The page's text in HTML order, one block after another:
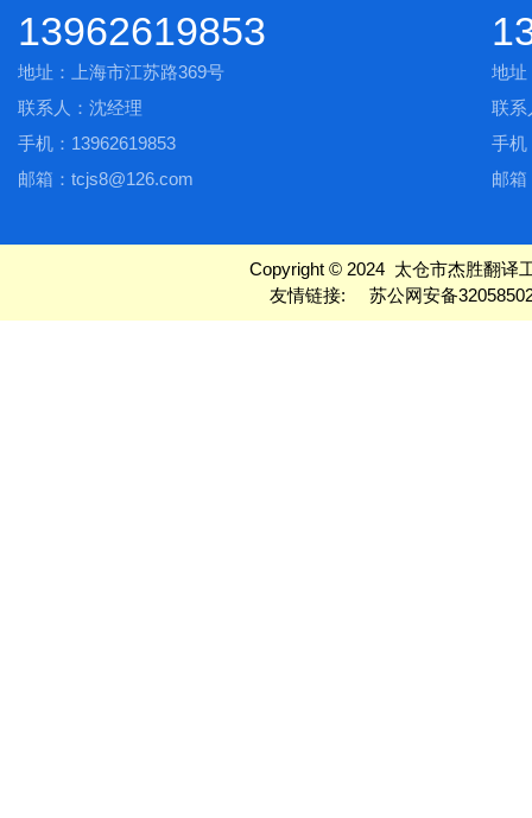
13962619853
地址：上海市江苏路369号
联系人：沈经理
手机：13962619853
邮箱：tcjs8@126.com
地址
联
手机
邮箱
Copyright © 2024 太仓市杰胜翻译
友情链接:
苏公网安备